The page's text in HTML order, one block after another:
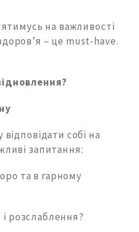
на важливості
– це must-have.
собі на
запитання:
та в гарному
розслаблення?